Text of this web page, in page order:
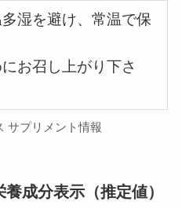
湿を避け、常温で保
お召し上がり下さ
サプリメント情報
成分表示（推定値）